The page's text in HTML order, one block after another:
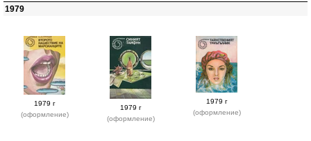
1979
1979 г
(оформление)
1979 г
(оформление)
1979 г
(оформление)